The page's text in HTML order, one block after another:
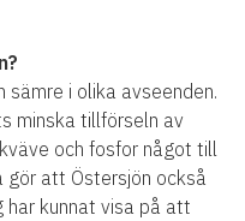
i olika avseenden.
minska tillförseln av
och fosfor något till
gör att Östersjön också
har kunnat visa på att